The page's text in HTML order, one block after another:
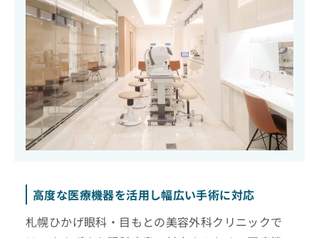
高度な医療機器を活用し幅広い手術に対応
札幌ひかげ眼科・目もとの美容外科クリニックで